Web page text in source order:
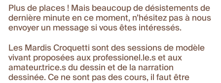
Plus de places ! Mais beaucoup de désistements de
dernière minute en ce moment, n’hésitez pas à nous
envoyer un message si vous êtes intéressés.
Les Mardis Croquetti sont des sessions de modèle
vivant proposées aux professionel.le.s et aux
amateur.trice.s du dessin et de la narration
dessinée. Ce ne sont pas des cours, il faut être